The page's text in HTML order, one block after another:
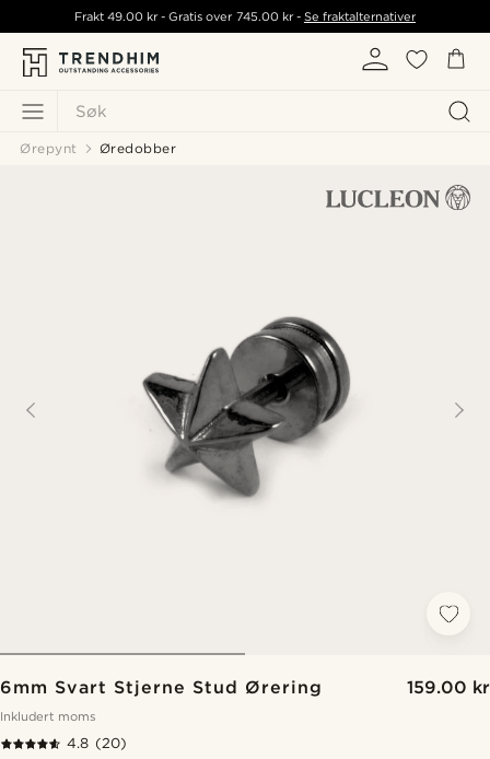
Søk
Frakt49.00 kr - Gratis over 745.00 kr- Se fraktalternativer
Ørepynt Øredobber
6mm Svart Stjerne Stud Ørering 159.00 kr
Inkludert moms
4.8 (20)